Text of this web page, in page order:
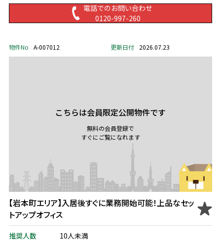
電話でのお問い合わせ
0120-997-260
物件No A-007012 更新日付 2026.07.23
こちらは会員限定公開物件です
無料の会員登録で
すぐにご覧になれます
【岩本町エリア】入居後すぐに業務開始可能！上品なセッ
トアップオフィス
推奨人数
10人未満